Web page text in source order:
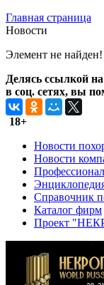
Главная страница
Новости
Элемент не найден!
Делясь ссылкой
в соц. сетях, вы
18+
Новости
Новости
Справочник
Каталог фирм
Проект